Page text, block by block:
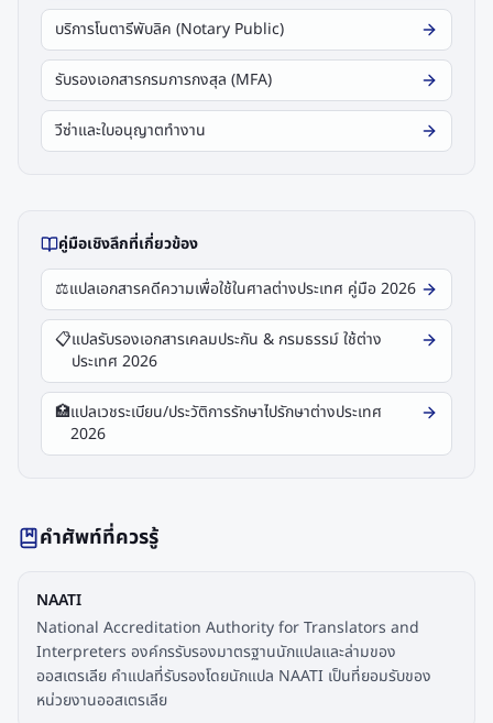
บริการโนตารีพับลิค (Notary Public)
รับรองเอกสารกรมการกงสุล (MFA)
วีซ่าและใบอนุญาตทำงาน
คู่มือเชิงลึกที่เกี่ยวข้อง
⚖️แปลเอกสารคดีความเพื่อใช้ในศาลต่างประเทศ คู่มือ 2026
📋แปลรับรองเอกสารเคลมประกัน & กรมธรรม์ ใช้ต่าง
ประเทศ 2026
🏥แปลเวชระเบียน/ประวัติการรักษาไปรักษาต่างประเทศ
2026
คำศัพท์ที่ควรรู้
NAATI
National Accreditation Authority for Translators and
Interpreters องค์กรรับรองมาตรฐานนักแปลและล่ามของ
ออสเตรเลีย คำแปลที่รับรองโดยนักแปล NAATI เป็นที่ยอมรับของ
หน่วยงานออสเตรเลีย